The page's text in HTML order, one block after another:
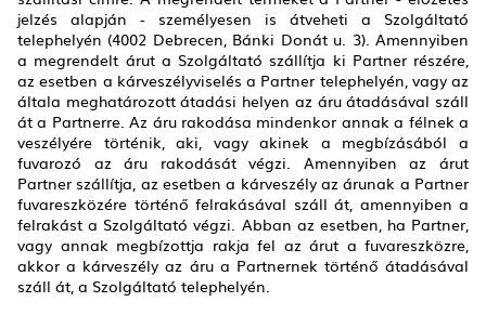
jelzés alapján - személyesen is átveheti a Szolgáltató
telephelyén (4002 Debrecen, Bánki Donát u. 3). Amennyiben
a megrendelt árut a Szolgáltató szállítja ki Partner részére,
az esetben a kárveszélyviselés a Partner telephelyén, vagy az
általa meghatározott átadási helyen az áru átadásával száll
át a Partnerre. Az áru rakodása mindenkor annak a félnek a
veszélyére történik, aki, vagy akinek a megbízásából a
fuvarozó az áru rakodását végzi. Amennyiben az árut
Partner szállítja, az esetben a kárveszély az árunak a Partner
fuvareszközére történő felrakásával száll át, amennyiben a
felrakást a Szolgáltató végzi. Abban az esetben, ha Partner,
vagy annak megbízottja rakja fel az árut a fuvareszközre,
akkor a kárveszély az áru a Partnernek történő átadásával
száll át, a Szolgáltató telephelyén.